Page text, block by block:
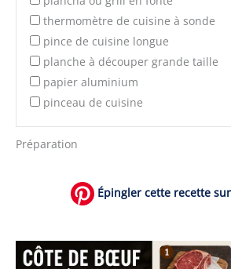
thermomètre de cuisine à sonde
pince de cuisine longue
planche à découper grande taille
papier aluminium
pinceau de cuisine
Préparation
Épingler cette recette